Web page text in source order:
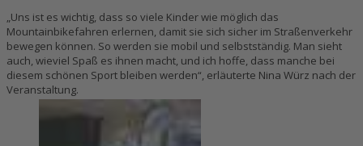
„Uns ist es wichtig, dass so viele Kinder wie möglich das
Mountainbikefahren erlernen, damit sie sich sicher im Straßenverkehr
bewegen können. So werden sie mobil und selbstständig. Man sieht
auch, wieviel Spaß es ihnen macht, und ich hoffe, dass manche bei
diesem schönen Sport bleiben werden“, erläuterte Nina Würz nach der
Veranstaltung.